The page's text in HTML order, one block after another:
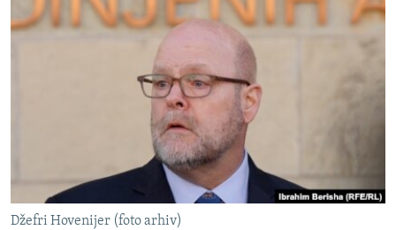
RSE PRIČE IZ SVIJETA
GENOCID U SREBRENICI
POPLAVE I KLIZIŠTA U BIH 2024.
Džefri Hovenijer (foto arhiv)